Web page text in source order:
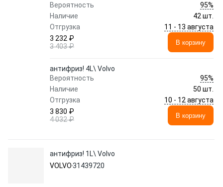
Вероятность
95%
Наличие
42 шт.
Отгрузка
11 - 13 августа
3 232 ₽
3 403 ₽
В корзину
антифриз! 4L\ Volvo
Вероятность
95%
Наличие
50 шт.
Отгрузка
10 - 12 августа
3 830 ₽
4 032 ₽
В корзину
антифриз! 1L\ Volvo
VOLVO31439720